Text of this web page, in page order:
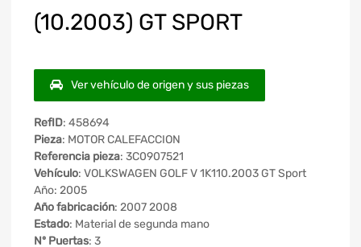
(10.2003) GT SPORT
Ver vehículo de origen y sus piezas
RefID: 458694
Pieza: MOTOR CALEFACCION
Referencia pieza: 3C0907521
Vehículo: VOLKSWAGEN GOLF V 1K110.2003 GT Sport
Año: 2005
Año fabricación: 2007 2008
Estado: Material de segunda mano
Nº Puertas: 3